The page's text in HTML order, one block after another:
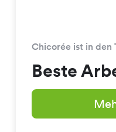
Chicorée ist in den
Beste